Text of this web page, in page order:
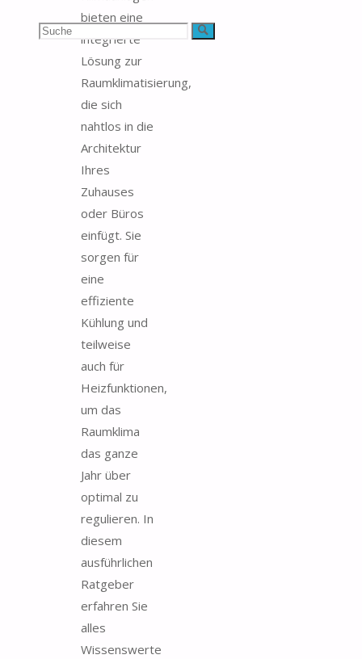
Suchen Suche
bieten eine
integrierte
Lösung zur
Raumklimatisierung,
die sich
nahtlos in die
Architektur
Ihres
Zuhauses
oder Büros
einfügt. Sie
sorgen für
eine
effiziente
Kühlung und
teilweise
auch für
Heizfunktionen,
um das
Raumklima
das ganze
Jahr über
optimal zu
regulieren. In
diesem
ausführlichen
Ratgeber
erfahren Sie
alles
Wissenswerte